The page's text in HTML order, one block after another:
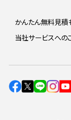
かんたん無料見積
当社サービスへの